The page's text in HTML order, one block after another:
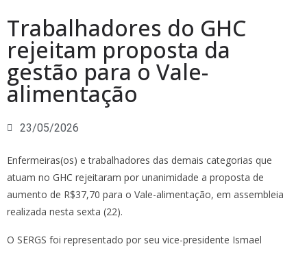
Trabalhadores do GHC
rejeitam proposta da
gestão para o Vale-
alimentação
23/05/2026
Enfermeiras(os) e trabalhadores das demais categorias que
atuam no GHC rejeitaram por unanimidade a proposta de
aumento de R$37,70 para o Vale-alimentação, em assembleia
realizada nesta sexta (22).
O SERGS foi representado por seu vice-presidente Ismael